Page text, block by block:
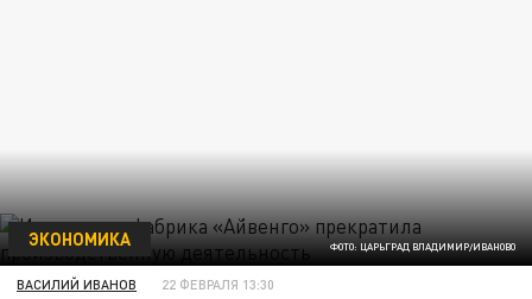
ФОТО: ЦАРЬГРАД ВЛАДИМИР/ИВАНОВО
ЭКОНОМИКА
ВАСИЛИЙ ИВАНОВ 22 ФЕВРАЛЯ 13:30